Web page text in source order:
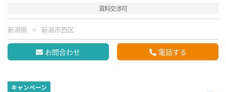
賃料交渉可
新潟県 新潟市西区
お問合わせ 電話する
キャンペーン